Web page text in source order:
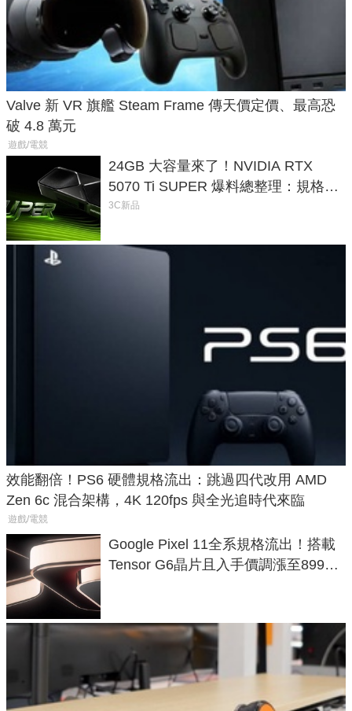
Valve 新 VR 旗艦 Steam Frame 傳天價定價、最高恐
破 4.8 萬元
遊戲/電競
24GB 大容量來了！NVIDIA RTX
5070 Ti SUPER 爆料總整理：規格、
功耗、上市時間
3C新品
效能翻倍！PS6 硬體規格流出：跳過四代改用 AMD
Zen 6c 混合架構，4K 120fps 與全光追時代來臨
遊戲/電競
Google Pixel 11全系規格流出！搭載
Tensor G6晶片且入手價調漲至899美